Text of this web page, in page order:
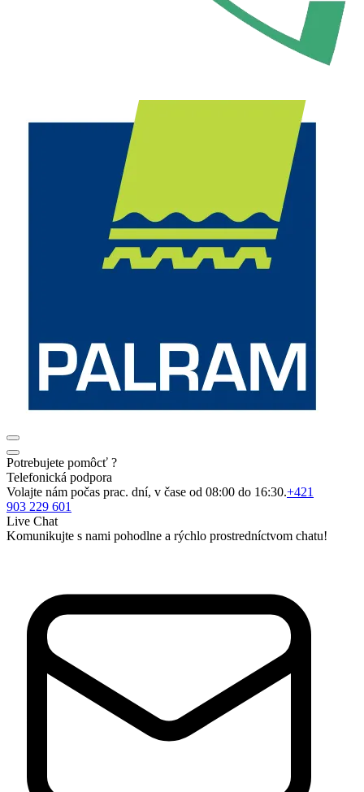
Potrebujete pomôcť ?
Telefonická podpora
Volajte nám počas prac. dní, v čase od 08:00 do 16:30.+421
903 229 601
Live Chat
Komunikujte s nami pohodlne a rýchlo prostredníctvom chatu!